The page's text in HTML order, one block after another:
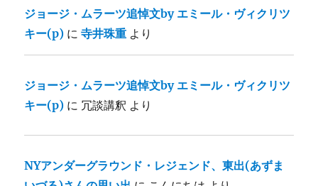
ジョージ・ムラーツ追悼文by エミール・ヴィクリツ
キー(p) に寺井珠重 より
ジョージ・ムラーツ追悼文by エミール・ヴィクリツ
キー(p) に 冗談講釈 より
NYアンダーグラウンド・レジェンド、東出(あずま